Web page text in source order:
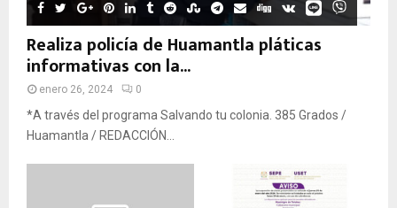
Realiza policía de Huamantla pláticas
informativas con la...
enero 26, 2024 0
*A través del programa Salvando tu colonia. 385 Grados /
Huamantla / REDACCIÓN...